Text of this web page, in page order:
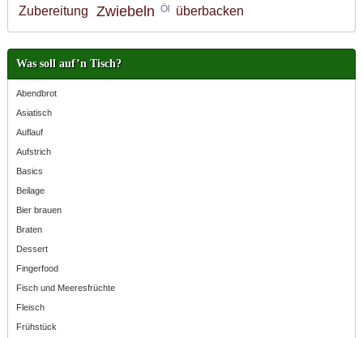
Zubereitung
Zwiebeln Öl überbacken
Was soll auf’n Tisch?
Abendbrot
Asiatisch
Auflauf
Aufstrich
Basics
Beilage
Bier brauen
Braten
Dessert
Fingerfood
Fisch und Meeresfrüchte
Fleisch
Frühstück